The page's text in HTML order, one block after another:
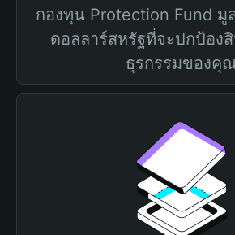
กองทุน Protection Fund มู
ดอลลาร์สหรัฐที่จะปกป้อง
ธุรกรรมของคุ